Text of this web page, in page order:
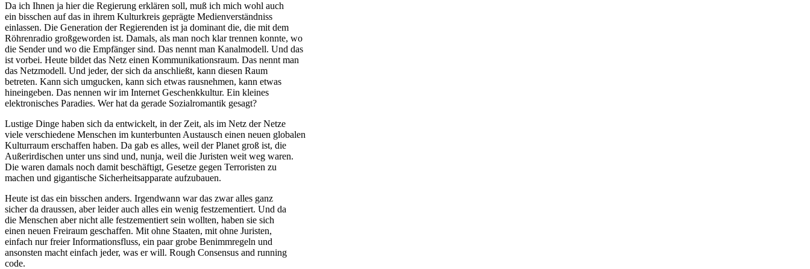
Da ich Ihnen ja hier die Regierung erklären soll, muß ich mich wohl auch
ein bisschen auf das in ihrem Kulturkreis geprägte Medienverständniss
einlassen. Die Generation der Regierenden ist ja dominant die, die mit dem
Röhrenradio großgeworden ist. Damals, als man noch klar trennen konnte, wo
die Sender und wo die Empfänger sind. Das nennt man Kanalmodell. Und das
ist vorbei. Heute bildet das Netz einen Kommunikationsraum. Das nennt man
das Netzmodell. Und jeder, der sich da anschließt, kann diesen Raum
betreten. Kann sich umgucken, kann sich etwas rausnehmen, kann etwas
hineingeben. Das nennen wir im Internet Geschenkkultur. Ein kleines
elektronisches Paradies. Wer hat da gerade Sozialromantik gesagt?
Lustige Dinge haben sich da entwickelt, in der Zeit, als im Netz der Netze
viele verschiedene Menschen im kunterbunten Austausch einen neuen globalen
Kulturraum erschaffen haben. Da gab es alles, weil der Planet groß ist, die
Außerirdischen unter uns sind und, nunja, weil die Juristen weit weg waren.
Die waren damals noch damit beschäftigt, Gesetze gegen Terroristen zu
machen und gigantische Sicherheitsapparate aufzubauen.
Heute ist das ein bisschen anders. Irgendwann war das zwar alles ganz
sicher da draussen, aber leider auch alles ein wenig festzementiert. Und da
die Menschen aber nicht alle festzementiert sein wollten, haben sie sich
einen neuen Freiraum geschaffen. Mit ohne Staaten, mit ohne Juristen,
einfach nur freier Informationsfluss, ein paar grobe Benimmregeln und
ansonsten macht einfach jeder, was er will. Rough Consensus and running
code.